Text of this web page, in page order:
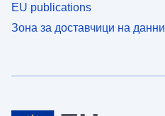
EU publications
Зона за доставчици на данни